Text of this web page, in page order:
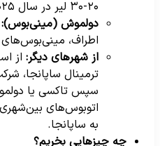
۲۰-۳۰ لیر در سال ۲۰۲۵).
دولموش (مینی‌بوس):
اطراف، مینی‌بوس‌های خط
از شهرهای دیگر:
سپس تاکسی یا دولموش.
اتوبوس‌های
به ساپانجا.
چه چیزهایی بخریم؟